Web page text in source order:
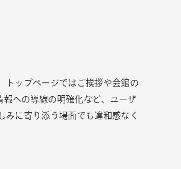
トップページではご挨拶や会館の
への導線の明確化など、ユーザ
に寄り添う場面でも違和感なく